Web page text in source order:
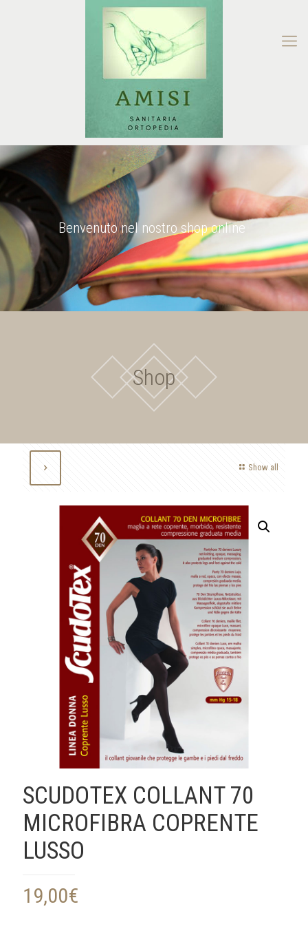
Benvenuto nel nostro shop online
Shop
Show all
SCUDOTEX COLLANT 70
MICROFIBRA COPRENTE
LUSSO
19,00€